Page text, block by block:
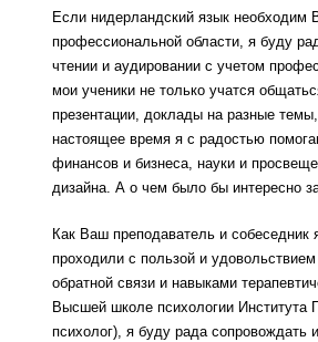
Если нидерландский язык
профессиональной области, я буду
чтении и аудировании с учетом
мои ученики не только учатся
презентации, доклады на разные
настоящее время я с радостью
финансов и бизнеса, науки и
дизайна. А о чем было бы интересно
Как Ваш преподаватель и
проходили с пользой и
обратной связи и навыками
Высшей школе психологии
психолог), я буду рада сопровождать